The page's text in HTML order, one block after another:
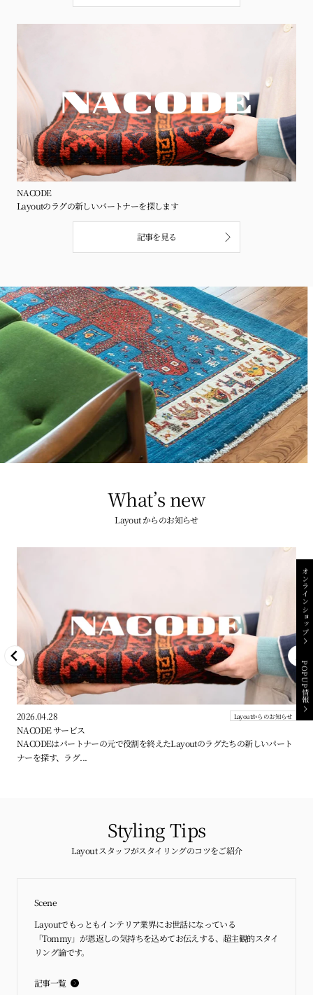
オンラインショップ
POPUP情報
NACODE
Layoutのラグの新しいパートナーを探します
記事を見る
What’s new
Layout からのお知らせ
2026.04.28 Layoutからのお知らせ
NACODE サービス
NACODEはパートナーの元で役割を終えたLayoutのラグたちの新しいパート
ナーを探す、ラグ...
Styling Tips
Layout スタッフがスタイリングのコツをご紹介
Scene
Layoutでもっともインテリア業界にお世話になっている
「Tommy」が恩返しの気持ちを込めてお伝えする、超主観的スタイ
リング論です。
記事一覧